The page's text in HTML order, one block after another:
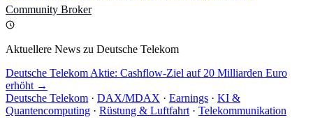
Community Broker
Aktuellere News zu Deutsche Telekom
Deutsche Telekom Aktie: Cashflow-Ziel auf 20 Milliarden Euro
erhöht →
Deutsche Telekom · DAX/MDAX · Earnings · KI &
Quantencomputing · Rüstung & Luftfahrt · Telekommunikation